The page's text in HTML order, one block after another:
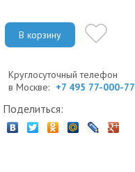
В корзину
Круглосуточный телефон
в Москве: +7 495 77-000-77
Поделиться: